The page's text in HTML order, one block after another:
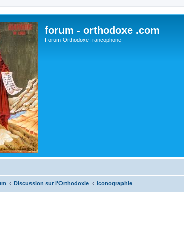
forum - orthodoxe .com
Forum Orthodoxe francophone
Discussion sur l'Orthodoxie Iconographie